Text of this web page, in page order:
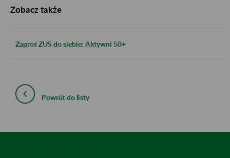
Zobacz także
Zaproś ZUS do siebie: Aktywni 50+
Powrót do listy